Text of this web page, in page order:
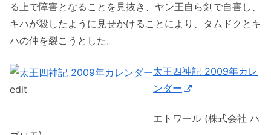
る上で障害となることを見抜き、ヤン王自ら剣で自害し、
キハが殺したように見せかけることにより、タムドクとキ
ハの仲を裂こうとした。
edit
太王四神記 2009年カレ
ンダー
エトワール (株式会社 ハ